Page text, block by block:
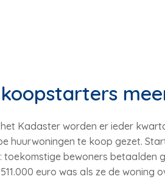
Kadaster worden er ieder
huurwoningen te koop gezet.
bewoners betaalden
euro was als ze de woning